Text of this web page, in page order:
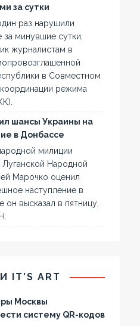
за сутки
раз нарушили
минувшие сутки,
журналистам в
в Совместном
режима
шансы Украины на
в Донбассе
милиции
Народной
Марочко оценил
наступление в
высказал в пятницу,
IT’S ART
Москвы
систему QR-кодов